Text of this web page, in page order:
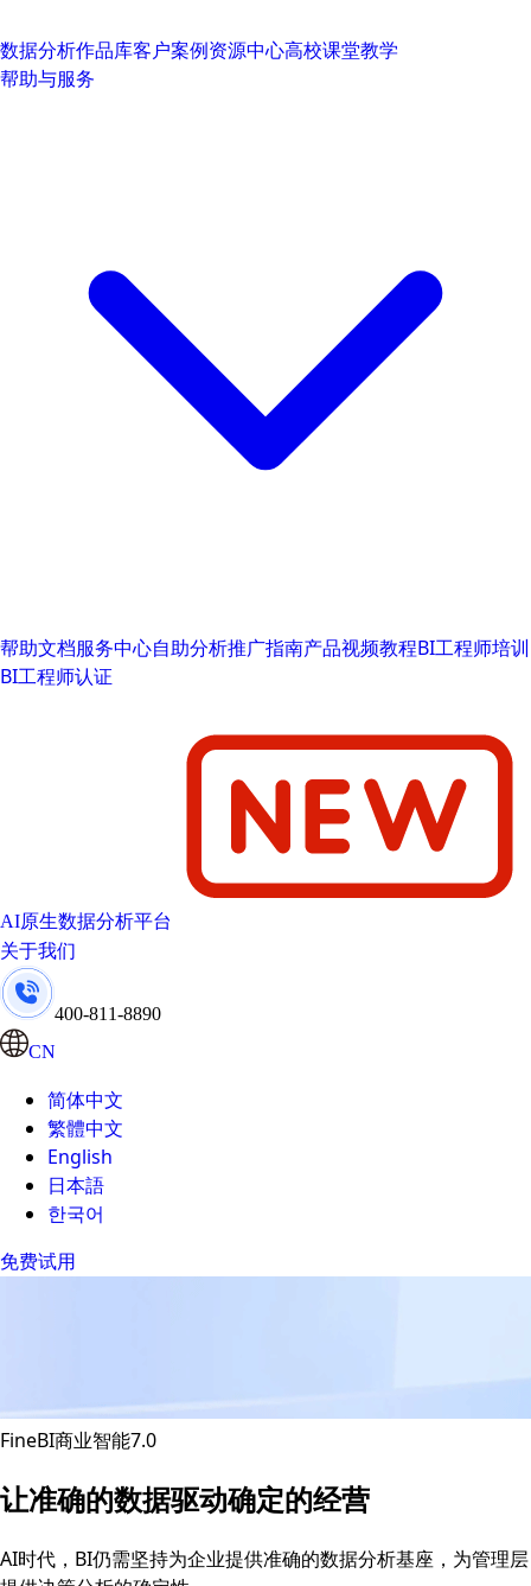
数据分析作品库客户案例资源中心高校课堂教学
帮助与服务
帮助文档服务中心自助分析推广指南产品视频教程BI工程师培训
BI工程师认证
AI原生数据分析平台
关于我们
400-811-8890
CN
简体中文
繁體中文
English
日本語
한국어
免费试用
FineBI商业智能7.0
让准确的数据驱动确定的经营
AI时代，BI仍需坚持为企业提供准确的数据分析基座，为管理层